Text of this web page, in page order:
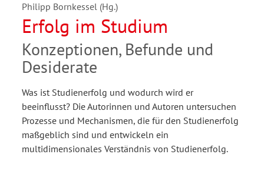
Philipp Bornkessel (Hg.)
Erfolg im Studium
Konzeptionen, Befunde und
Desiderate
Was ist Studienerfolg und wodurch wird er
beeinflusst? Die Autorinnen und Autoren untersuchen
Prozesse und Mechanismen, die für den Studienerfolg
maßgeblich sind und entwickeln ein
multidimensionales Verständnis von Studienerfolg.